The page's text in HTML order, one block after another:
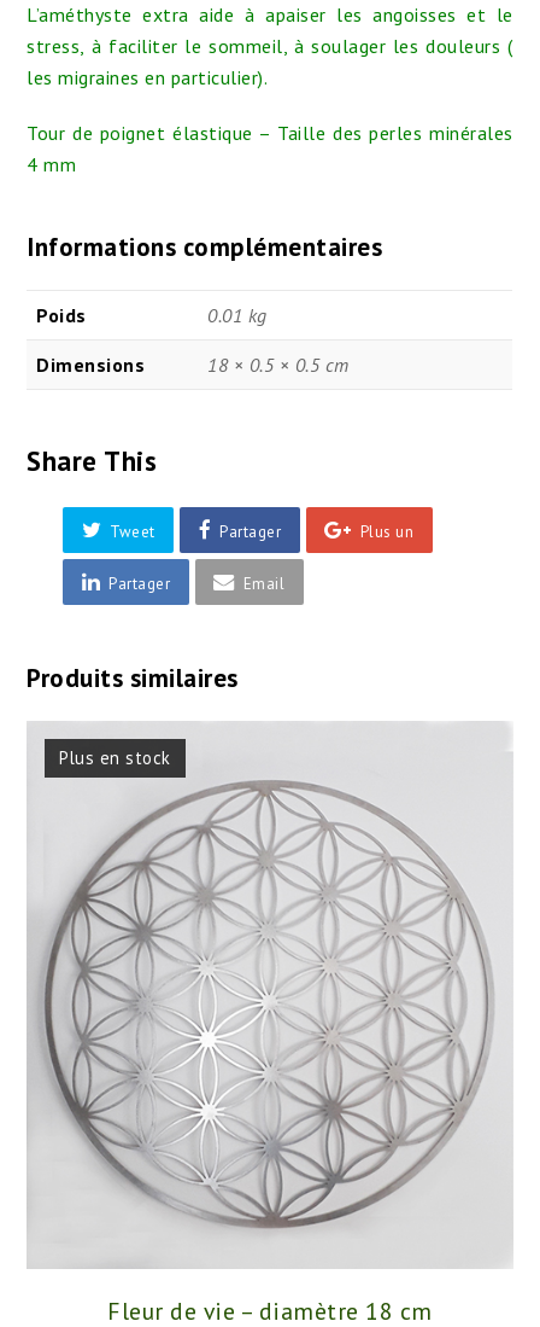
L’améthyste extra aide à apaiser les angoisses et le
stress, à faciliter le sommeil, à soulager les douleurs (
les migraines en particulier).
Tour de poignet élastique – Taille des perles minérales
4 mm
Informations complémentaires
Poids 0.01 kg
Dimensions 18 × 0.5 × 0.5 cm
Share This
Tweet Partager Plus un
Partager Email
Produits similaires
Plus en stock
Fleur de vie – diamètre 18 cm